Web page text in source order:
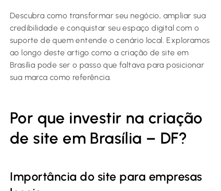
Descubra como transformar seu negócio, ampliar sua
credibilidade e conquistar seu espaço digital com o
suporte de quem entende o cenário local. Exploramos
ao longo deste artigo como a criação de site em
Brasília pode ser o passo que faltava para posicionar
sua marca como referência.
Por que investir na criação
de site em Brasília – DF?
Importância do site para empresas